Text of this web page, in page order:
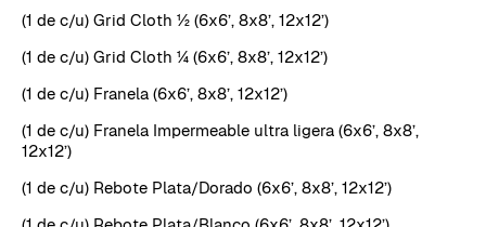
(1 de c/u) Grid Cloth ½ (6x6’, 8x8’, 12x12’)
(1 de c/u) Grid Cloth ¼ (6x6’, 8x8’, 12x12’)
(1 de c/u) Franela (6x6’, 8x8’, 12x12’)
(1 de c/u) Franela Impermeable ultra ligera (6x6’, 8x8’,
12x12’)
(1 de c/u) Rebote Plata/Dorado (6x6’, 8x8’, 12x12’)